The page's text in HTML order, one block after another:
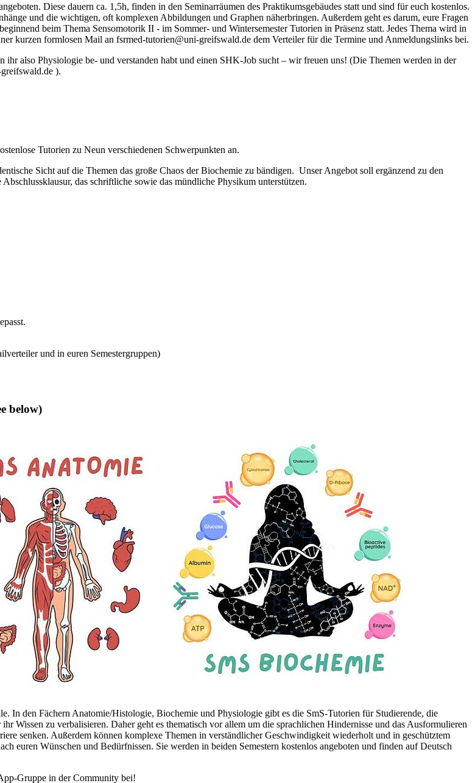
Diese dauern ca. 1,5h, finden in den Seminarräumen des Praktikumsgebäudes statt und sind für euch kostenlos.
und die wichtigen, oft komplexen Abbildungen und Graphen näherbringen. Außerdem geht es darum, eure Fragen
beim Thema Sensomotorik II - im Sommer- und Wintersemester Tutorien in Präsenz statt. Jedes Thema wird in
kurzen formlosen Mail an fsrmed-tutorien@uni-greifswald.de dem Verteiler für die Termine und Anmeldungslinks bei.
also Physiologie be- und verstanden habt und einen SHK-Job sucht – wir freuen uns! (Die Themen werden in der
).
Tutorien zu Neun verschiedenen Schwerpunkten an.
Sicht auf die Themen das große Chaos der Biochemie zu bändigen. Unser Angebot soll ergänzend zu den
das schriftliche sowie das mündliche Physikum unterstützen.
und in euren Semestergruppen)
below)
In den Fächern Anatomie/Histologie, Biochemie und Physiologie gibt es die SmS-Tutorien für Studierende, die
Wissen zu verbalisieren. Daher geht es thematisch vor allem um die sprachlichen Hindernisse und das Ausformulieren
senken. Außerdem können komplexe Themen in verständlicher Geschwindigkeit wiederholt und in geschütztem
euren Wünschen und Bedürfnissen. Sie werden in beiden Semestern kostenlos angeboten und finden auf Deutsch
Gruppe in der Community bei!